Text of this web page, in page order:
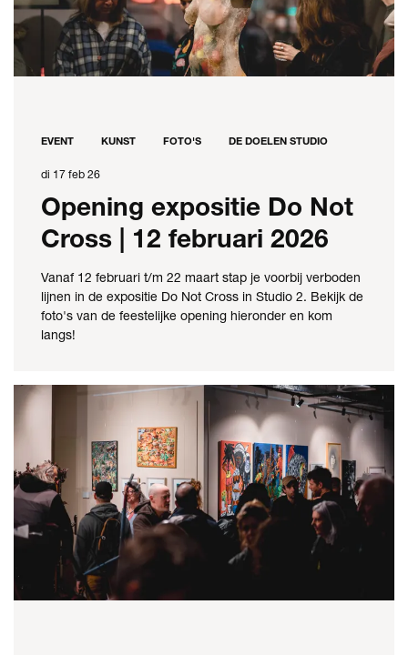
di 17 feb 26
Opening expositie Do Not
Cross | 12 februari 2026
Vanaf 12 februari t/m 22 maart stap je voorbij verboden
lijnen in de expositie Do Not Cross in Studio 2. Bekijk de
foto's van de feestelijke opening hieronder en kom
langs!
EVENT KUNST FOTO'S DE DOELEN STUDIO